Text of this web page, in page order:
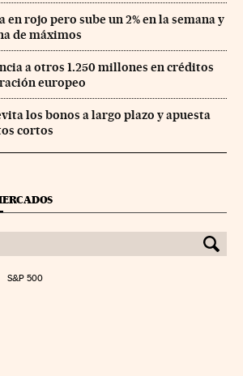
en rojo pero sube un 2% en la semana y
de máximos
a otros 1.250 millones en créditos
europeo
los bonos a largo plazo y apuesta
cortos
S&P 500